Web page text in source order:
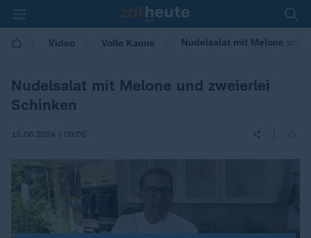
Video Volle Kanne Nudelsalat mit Melone und
Nudelsalat mit Melone und zweierlei
Schinken
15.08.2024 | 09:05